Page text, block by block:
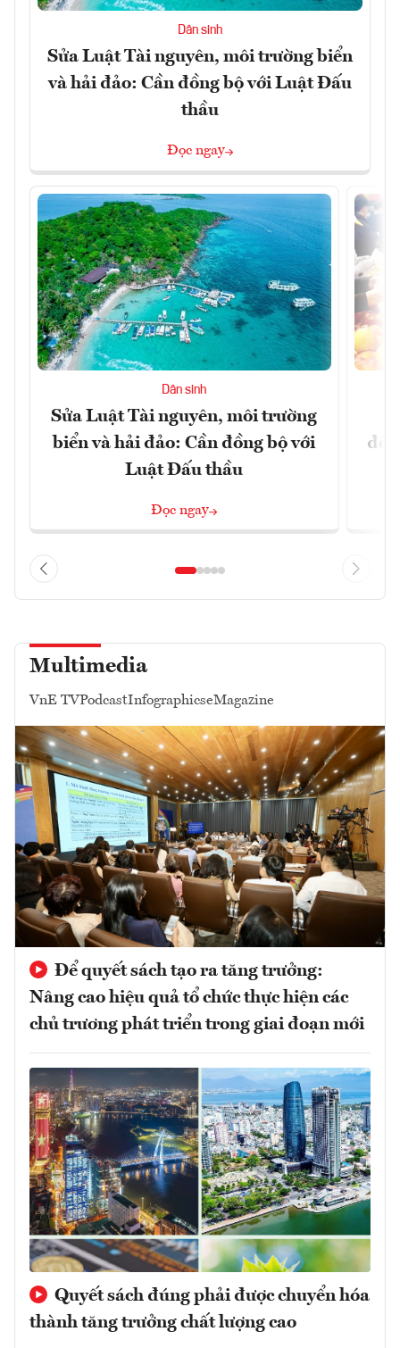
Dân sinh
Sửa Luật Tài nguyên, môi trường biển
và hải đảo: Cần đồng bộ với Luật Đấu
thầu
Đọc ngay
Dân sinh
Sửa Luật Tài nguyên, môi trường
biển và hải đảo: Cần đồng bộ với
Luật Đấu thầu
Đọc ngay
Multimedia
VnE TVPodcastInfographicseMagazine
Để quyết sách tạo ra tăng trưởng:
Nâng cao hiệu quả tổ chức thực hiện các
chủ trương phát triển trong giai đoạn mới
Quyết sách đúng phải được chuyển hóa
thành tăng trưởng chất lượng cao